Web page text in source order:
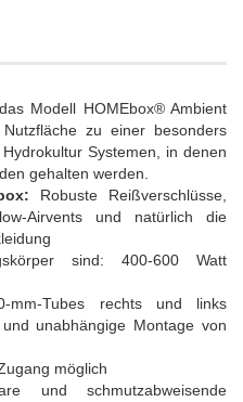
Modell HOMEbox® Ambient
zu einer besonders
Systemen, in denen
gehalten werden.
Robuste Reißverschlüsse,
Airvents und natürlich die
sind: 400-600 Watt
mm-Tubes rechts und links
unabhängige Montage von
möglich
und schmutzabweisende